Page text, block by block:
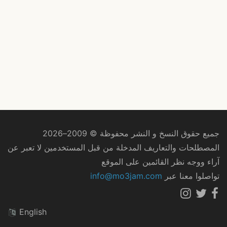
جميع حقوق النسخ و النشر محفوظة © 2009–2026
المصطلحات والتعاريف المدخلة من قبل المستخدمين لا تعبر عن
آراء ووجه نظر القائمين على الموقع
تواصلوا معنا عبر info@mo3jam.com
English